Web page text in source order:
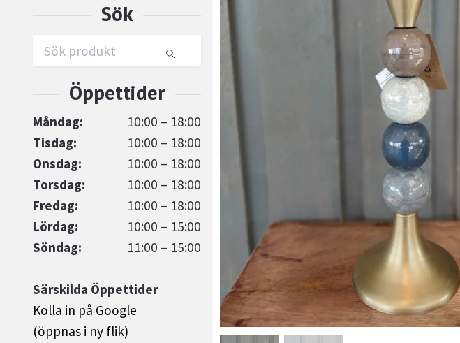
Måndag:
10:00 – 18:00
Tisdag:
10:00 – 18:00
Onsdag:
10:00 – 18:00
Torsdag:
10:00 – 18:00
Fredag:
10:00 – 18:00
Lördag:
10:00 – 15:00
Söndag:
11:00 – 15:00
Särskilda Öppettider
Kolla in på Google
(öppnas i ny flik)